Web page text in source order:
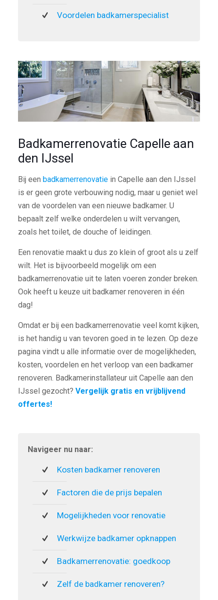
Voordelen badkamerspecialist
Badkamerrenovatie Capelle aan
den IJssel
Bij een badkamerrenovatiein Capelle aan den IJssel
is er geen grote verbouwing nodig, maar u geniet wel
van de voordelen van een nieuwe badkamer. U
bepaalt zelf welke onderdelen u wilt vervangen,
zoals het toilet, de douche of leidingen.
Een renovatie maakt u dus zo klein of groot als u zelf
wilt. Het is bijvoorbeeld mogelijk om een
badkamerrenovatie uit te laten voeren zonder breken.
Ook heeft u keuze uit badkamer renoveren in één
dag!
Omdat er bij een badkamerrenovatie veel komt kijken,
is het handig u van tevoren goed in te lezen. Op deze
pagina vindt u alle informatie over de mogelijkheden,
kosten, voordelen en het verloop van een badkamer
renoveren. Badkamerinstallateur uit Capelle aan den
IJssel gezocht? Vergelijk gratis en vrijblijvend
offertes!
Navigeer nu naar:
Kosten badkamer renoveren
Factoren die de prijs bepalen
Mogelijkheden voor renovatie
Werkwijze badkamer opknappen
Badkamerrenovatie: goedkoop
Zelf de badkamer renoveren?